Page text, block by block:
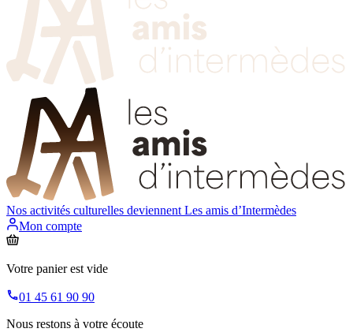
Nos activités culturelles deviennent Les amis d’Intermèdes
Mon compte
Votre panier est vide
01 45 61 90 90
Nous restons à votre écoute